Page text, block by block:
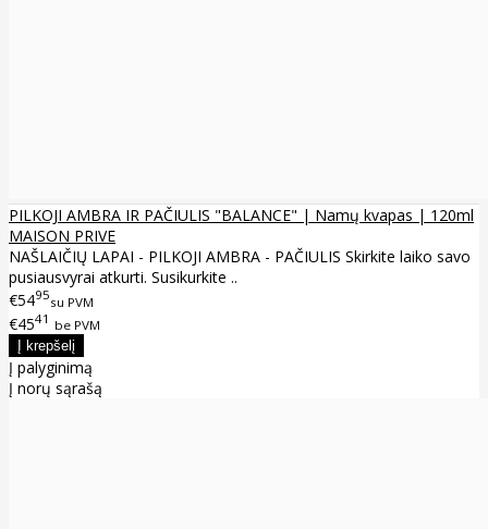
PILKOJI AMBRA IR PAČIULIS "BALANCE" | Namų kvapas | 120ml
MAISON PRIVE
NAŠLAIČIŲ LAPAI - PILKOJI AMBRA - PAČIULIS Skirkite laiko savo
pusiausvyrai atkurti. Susikurkite ..
€5495su PVM
€4541 be PVM
Į palyginimą
Į norų sąrašą